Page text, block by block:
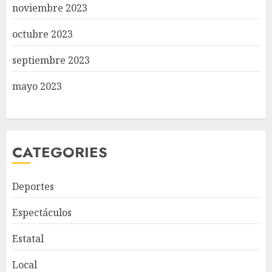
noviembre 2023
octubre 2023
septiembre 2023
mayo 2023
CATEGORIES
Deportes
Espectáculos
Estatal
Local